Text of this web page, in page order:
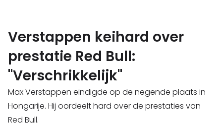
Verstappen keihard over
prestatie Red Bull:
"Verschrikkelijk"
Max Verstappen eindigde op de negende plaats in
Hongarije. Hij oordeelt hard over de prestaties van
Red Bull.